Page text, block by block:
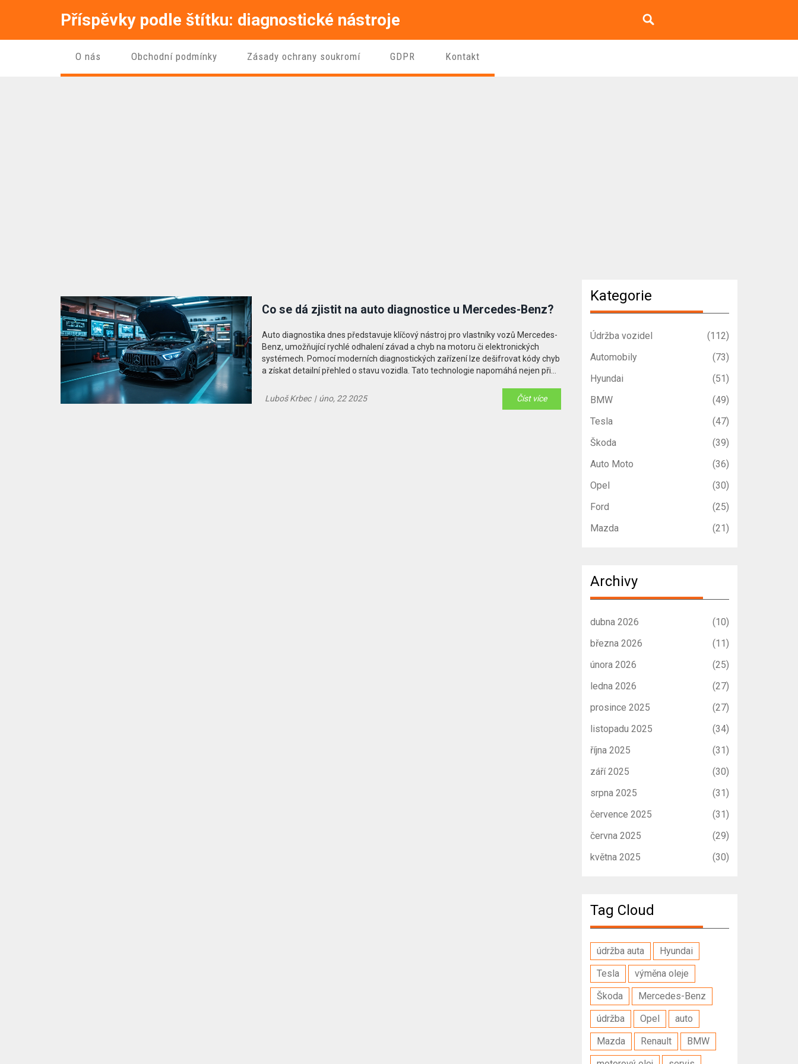
Příspěvky podle štítku: diagnostické nástroje
O nás Obchodní podmínky Zásady ochrany soukromí GDPR Kontakt
Co se dá zjistit na auto diagnostice u Mercedes-Benz?
Auto diagnostika dnes představuje klíčový nástroj pro vlastníky vozů Mercedes-
Benz, umožňující rychlé odhalení závad a chyb na motoru či elektronických
systémech. Pomocí moderních diagnostických zařízení lze dešifrovat kódy chyb
a získat detailní přehled o stavu vozidla. Tato technologie napomáhá nejen při
zaměříme na to, jaké informace můžete z diagnostiky získat a jak mohou být
tyto poznatky užitečné pro váš vůz.
Luboš Krbec | úno, 22 2025 Číst více
Kategorie
Údržba vozidel
(112)
Automobily
(73)
Hyundai
(51)
BMW
(49)
Tesla
(47)
Škoda
(39)
Auto Moto
(36)
Opel
(30)
Ford
(25)
Mazda
(21)
Archivy
dubna 2026
(10)
března 2026
(11)
února 2026
(25)
ledna 2026
(27)
prosince 2025
(27)
listopadu 2025
(34)
října 2025
(31)
září 2025
(30)
srpna 2025
(31)
července 2025
(31)
června 2025
(29)
května 2025
(30)
Tag Cloud
údržba auta
Hyundai
Tesla
výměna oleje
Škoda
Mercedes-Benz
údržba
Opel
auto
Mazda
Renault
BMW